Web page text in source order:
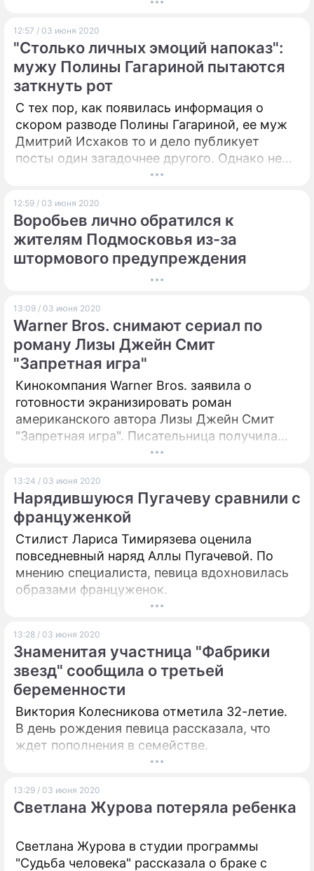
12:57 / 03 июня 2020
"Столько личных эмоций напоказ":
мужу Полины Гагариной пытаются
заткнуть рот
С тех пор, как появилась информация о
скором разводе Полины Гагариной, ее муж
Дмитрий Исхаков то и дело публикует
посты один загадочнее другого. Однако не
всем по душе такая его откровенность.
12:59 / 03 июня 2020
Воробьев лично обратился к
жителям Подмосковья из-за
штормового предупреждения
13:09 / 03 июня 2020
Warner Bros. снимают сериал по
роману Лизы Джейн Смит
"Запретная игра"
Кинокомпания Warner Bros. заявила о
готовности экранизировать роман
американского автора Лизы Джейн Смит
"Запретная игра". Писательница получила
мировую известность благодаря серии книг
одноименный сериал с Йеном
Сомерхолдером и Полом Уесли в главных
ролях.
13:24 / 03 июня 2020
Нарядившуюся Пугачеву сравнили с
француженкой
Стилист Лариса Тимирязева оценила
повседневный наряд Аллы Пугачевой. По
мнению специалиста, певица вдохновилась
образами француженок.
13:28 / 03 июня 2020
Знаменитая участница "Фабрики
звезд" сообщила о третьей
беременности
Виктория Колесникова отметила 32-летие.
В день рождения певица рассказала, что
ждет пополнения в семействе.
13:29 / 03 июня 2020
Светлана Журова потеряла ребенка
Светлана Журова в студии программы
"Судьба человека" рассказала о браке с